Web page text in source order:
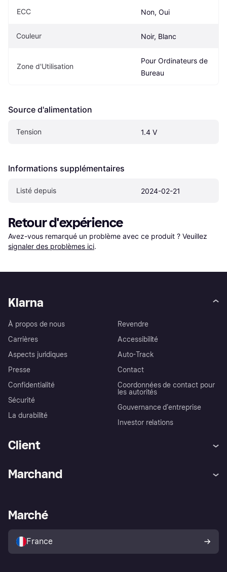
ECC Non, Oui
Couleur Noir, Blanc
Zone d'Utilisation
Pour Ordinateurs de
Bureau
Source d'alimentation
Tension 1.4 V
Informations supplémentaires
Listé depuis 2024-02-21
Retour d'expérience
Avez-vous remarqué un problème avec ce produit ? Veuillez
signaler des problèmes ici.
Klarna
À propos de nous
Carrières
Aspects juridiques
Presse
Confidentialité
Sécurité
La durabilité
Revendre
Accessibilité
Auto-Track
Contact
Coordonnées de contact pour
les autorités
Gouvernance d’entreprise
Investor relations
Client
Explorez les magasins
Politique de protection de
l’acheteur Klarna
Marchand
Portail Marchand
Marché
France